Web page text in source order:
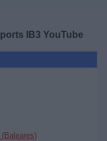
IB3 YouTube
(Baleares)